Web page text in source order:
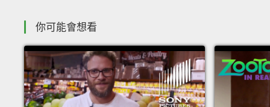
你可能會想看